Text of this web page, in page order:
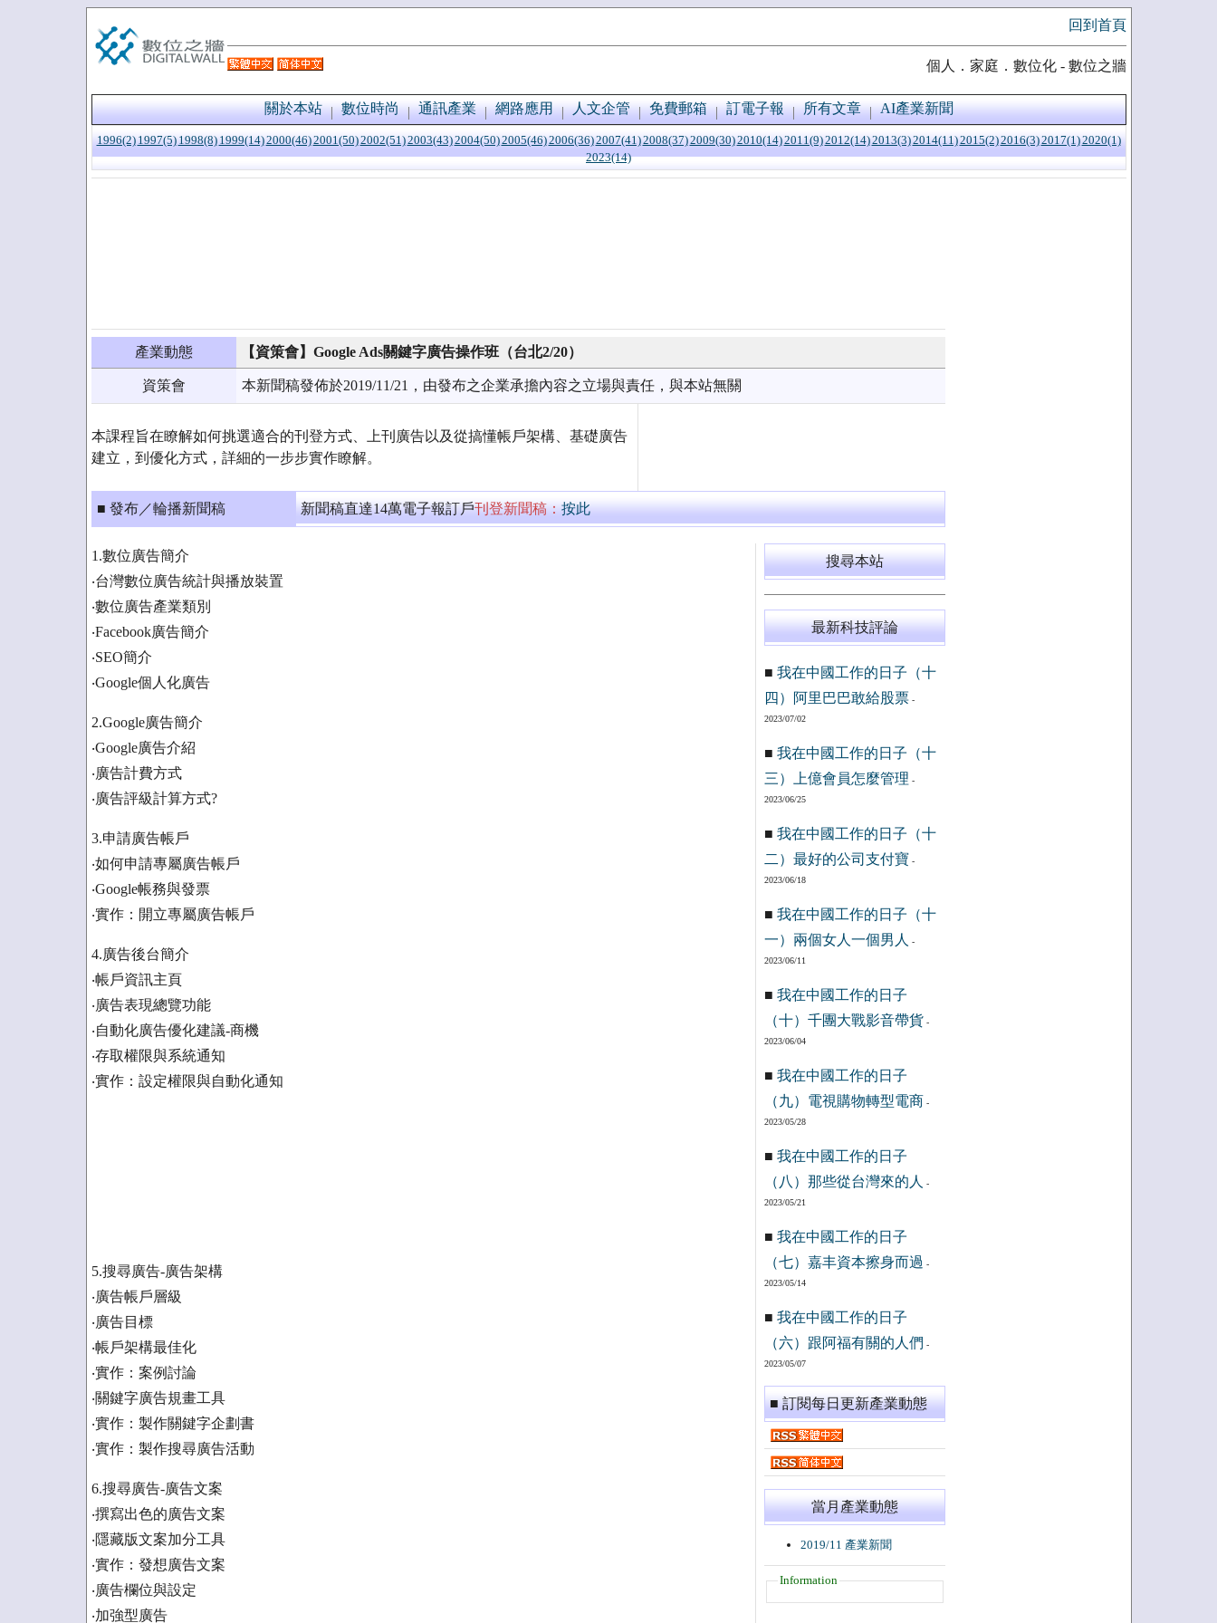
回到首頁
個人．家庭．數位化 - 數位之牆
關於本站 數位時尚 通訊產業 網路應用 人文企管 免費郵箱 訂電子報 所有文章 AI產業新聞
1996(2) 1997(5) 1998(8) 1999(14)2000(46)2001(50)2002(51)2003(43)2004(50)2005(46)2006(36)2007(41)2008(37)2009(30)2010(14)2011(9)2012(14)2013(3)2014(11)2015(2)2016(3)2017(1)2020(1)
2023(14)
產業動態 【資策會】Google Ads關鍵字廣告操作班（台北2/20）
資策會 本新聞稿發佈於2019/11/21，由發布之企業承擔內容之立場與責任，與本站無關
本課程旨在瞭解如何挑選適合的刊登方式、上刊廣告以及從搞懂帳戶架構、基礎廣告
建立，到優化方式，詳細的一步步實作瞭解。
■ 發布／輪播新聞稿 新聞稿直達14萬電子報訂戶刊登新聞稿：按此
1.數位廣告簡介
‧台灣數位廣告統計與播放裝置
‧數位廣告產業類別
‧Facebook廣告簡介
‧SEO簡介
‧Google個人化廣告
2.Google廣告簡介
‧Google廣告介紹
‧廣告計費方式
‧廣告評級計算方式?
3.申請廣告帳戶
‧如何申請專屬廣告帳戶
‧Google帳務與發票
‧實作：開立專屬廣告帳戶
4.廣告後台簡介
‧帳戶資訊主頁
‧廣告表現總覽功能
‧自動化廣告優化建議-商機
‧存取權限與系統通知
‧實作：設定權限與自動化通知
5.搜尋廣告-廣告架構
‧廣告帳戶層級
‧廣告目標
‧帳戶架構最佳化
‧實作：案例討論
‧關鍵字廣告規畫工具
‧實作：製作關鍵字企劃書
‧實作：製作搜尋廣告活動
6.搜尋廣告-廣告文案
‧撰寫出色的廣告文案
‧隱藏版文案加分工具
‧實作：發想廣告文案
‧廣告欄位與設定
‧加強型廣告
搜尋本站
最新科技評論
■ 我在中國工作的日子（十
四）阿里巴巴敢給股票-
2023/07/02
■ 我在中國工作的日子（十
三）上億會員怎麼管理 -
2023/06/25
■ 我在中國工作的日子（十
二）最好的公司支付寶 -
2023/06/18
■ 我在中國工作的日子（十
一）兩個女人一個男人
-
2023/06/11
■ 我在中國工作的日子
（十）千團大戰影音帶貨 -
2023/06/04
■ 我在中國工作的日子
（九）電視購物轉型電商 -
2023/05/28
■ 我在中國工作的日子
（八）那些從台灣來的人
-
2023/05/21
■ 我在中國工作的日子
（七）嘉丰資本擦身而過 -
2023/05/14
■ 我在中國工作的日子
（六）跟阿福有關的人們 -
2023/05/07
■ 訂閱每日更新產業動態
當月產業動態
2019/11 產業新聞
Information